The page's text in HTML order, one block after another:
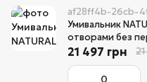
af28ff4b-26cb-
Умивальник
отворами без
21 497 грн